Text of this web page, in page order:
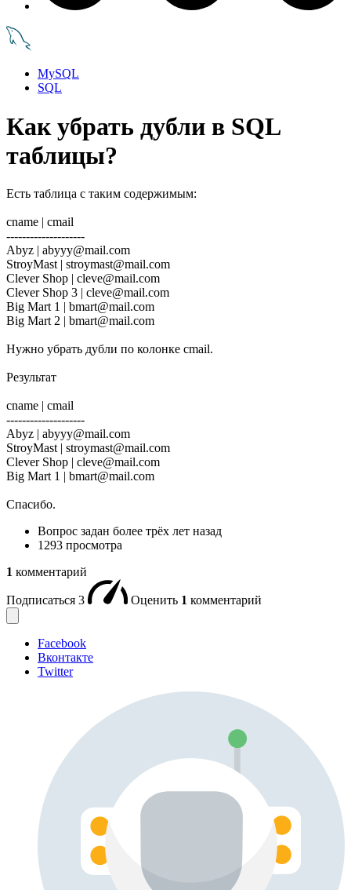
MySQL
SQL
Как убрать дубли в SQL
таблицы?
Есть таблица с таким содержимым:
cname | cmail
--------------------
Abyz | abyyy@mail.com
StroyMast | stroymast@mail.com
Clever Shop | cleve@mail.com
Clever Shop 3 | cleve@mail.com
Big Mart 1 | bmart@mail.com
Big Mart 2 | bmart@mail.com
Нужно убрать дубли по колонке cmail.
Результат
cname | cmail
--------------------
Abyz | abyyy@mail.com
StroyMast | stroymast@mail.com
Clever Shop | cleve@mail.com
Big Mart 1 | bmart@mail.com
Спасибо.
Вопрос задан более трёх лет назад
1293 просмотра
1 комментарий
Подписаться 3 Оценить 1 комментарий
Facebook
Вконтакте
Twitter